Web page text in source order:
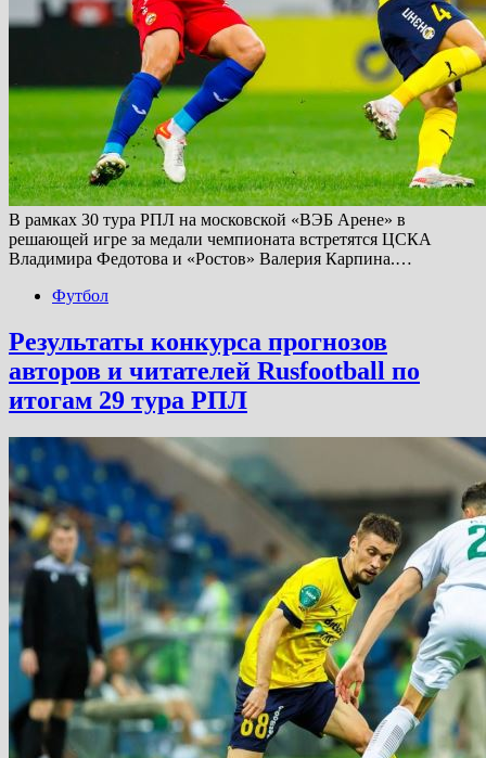
В рамках 30 тура РПЛ на московской «ВЭБ Арене» в
решающей игре за медали чемпионата встретятся ЦСКА
Владимира Федотова и «Ростов» Валерия Карпина.…
Футбол
Результаты конкурса прогнозов
авторов и читателей Rusfootball по
итогам 29 тура РПЛ